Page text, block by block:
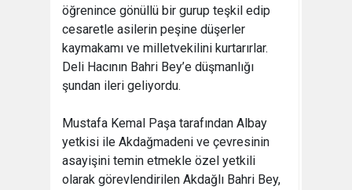
öğrenince gönüllü bir gurup teşkil edip
cesaretle asilerin peşine düşerler
kaymakamı ve milletvekilini kurtarırlar.
Deli Hacının Bahri Bey’e düşmanlığı
şundan ileri geliyordu.
Mustafa Kemal Paşa tarafından Albay
yetkisi ile Akdağmadeni ve çevresinin
asayişini temin etmekle özel yetkili
olarak görevlendirilen Akdağlı Bahri Bey,